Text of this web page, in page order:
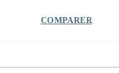
COMPARER